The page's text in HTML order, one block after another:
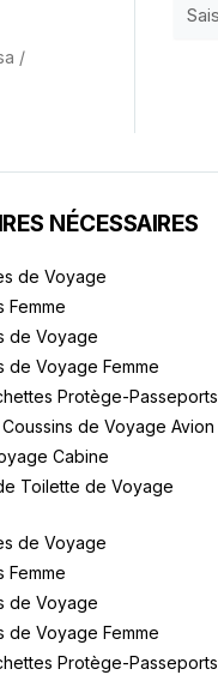
/
NÉCESSAIRES
de Voyage
Femme
de Voyage
de Voyage Femme
Protège-Passeports
de Voyage Avion
Cabine
Toilette de Voyage
de Voyage
Femme
de Voyage
de Voyage Femme
Protège-Passeports